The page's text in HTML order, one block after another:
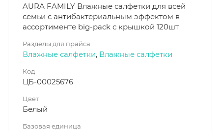
AURA FAMILY Влажные салфетки для всей
семьи с антибактериальным эффектом в
ассортименте big-pack с крышкой 120шт
Разделы для прайса
Влажные салфетки, Влажные салфетки
Код
ЦБ-00025676
Цвет
Белый
Базовая единица